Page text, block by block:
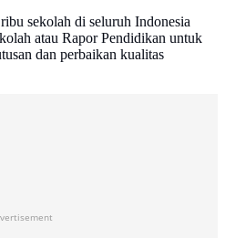
sekolah di seluruh Indonesia
atau Rapor Pendidikan untuk
dan perbaikan kualitas